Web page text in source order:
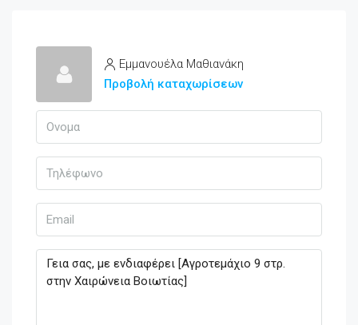
Εμμανουέλα Μαθιανάκη
Προβολή καταχωρίσεων